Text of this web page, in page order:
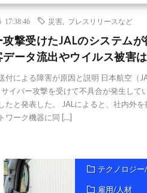
17:38:46 災害 プレスリリースなど
撃受けたJALのシステムが
データ流出やウイルス被害
付による障害が原因と説明 日本航空（
イバー攻撃を受けて不具合が発生して
たと発表した。 JALによると、社内外を
ワーク機器に同 […]
テクノロジ
雇用/人材